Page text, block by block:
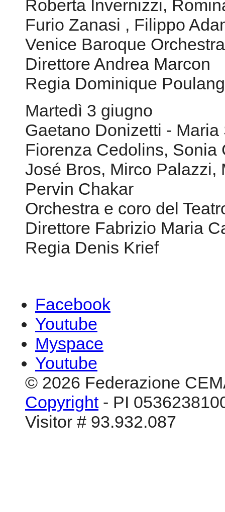
Roberta Invernizzi,
Furio Zanasi , Filippo
Venice Baroque Orchestra
Direttore Andrea Marcon
Regia Dominique
Martedì 3 giugno
Gaetano Donizetti -
Fiorenza Cedolins, Sonia
José Bros, Mirco Palazzi,
Pervin Chakar
Orchestra e coro del
Direttore Fabrizio Maria
Regia Denis Krief
Facebook
Youtube
Myspace
Youtube
© 2026 Federazione
Copyright- PI
Visitor # 93.932.087